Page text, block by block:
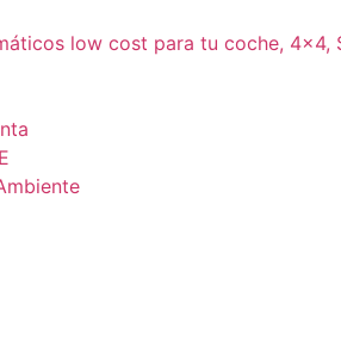
low cost para tu coche,